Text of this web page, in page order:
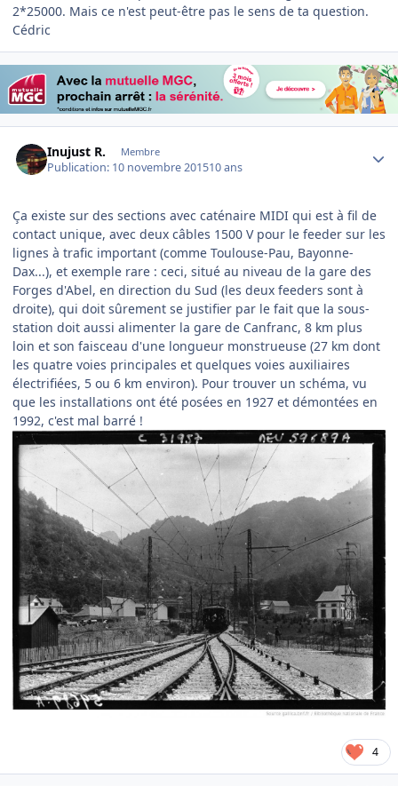
2*25000. Mais ce n'est peut-être pas le sens de ta question.
Cédric
Inujust R. Membre
Publication: 10 novembre 201510 ans
Ça existe sur des sections avec caténaire MIDI qui est à fil de
contact unique, avec deux câbles 1500 V pour le feeder sur les
lignes à trafic important (comme Toulouse-Pau, Bayonne-
Dax...), et exemple rare : ceci, situé au niveau de la gare des
Forges d'Abel, en direction du Sud (les deux feeders sont à
droite), qui doit sûrement se justifier par le fait que la sous-
station doit aussi alimenter la gare de Canfranc, 8 km plus
loin et son faisceau d'une longueur monstrueuse (27 km dont
les quatre voies principales et quelques voies auxiliaires
électrifiées, 5 ou 6 km environ). Pour trouver un schéma, vu
que les installations ont été posées en 1927 et démontées en
1992, c'est mal barré !
4